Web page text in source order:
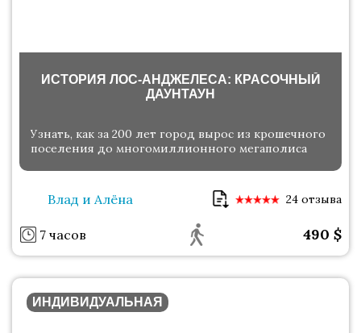
ИСТОРИЯ ЛОС-АНДЖЕЛЕСА: КРАСОЧНЫЙ
ДАУНТАУН
Узнать, как за 200 лет город вырос из крошечного
поселения до многомиллионного мегаполиса
Влад и Алёна 24 отзыва
7 часов 490 $
ИНДИВИДУАЛЬНАЯ